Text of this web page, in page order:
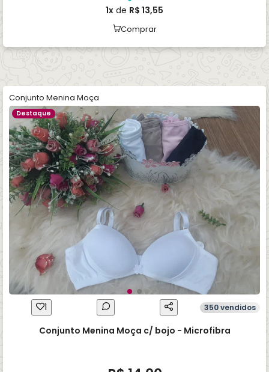
1x de R$ 13,55
Comprar
Conjunto Menina Moça
Destaque
1 350 vendidos
Conjunto Menina Moça c/ bojo - Microfibra